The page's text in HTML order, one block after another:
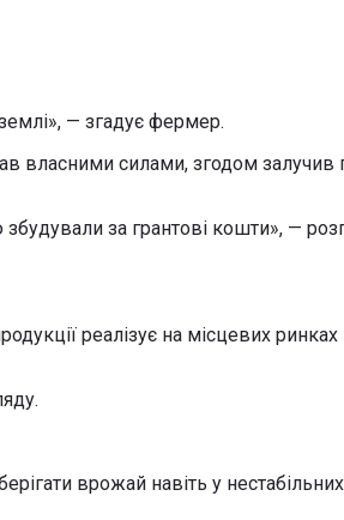
— згадує фермер.
власними силами, згодом залучив
за грантові кошти», —
реалізує на місцевих ринках
врожай навіть у